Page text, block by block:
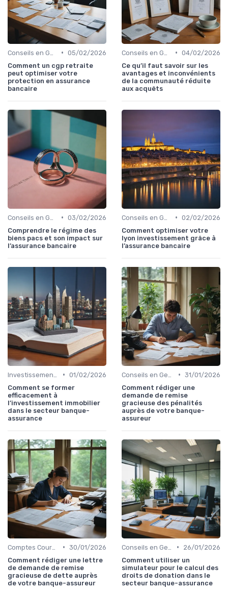
• 05/02/2026
Comment un cgp retraite
peut optimiser votre
protection en assurance
bancaire
• 04/02/2026
Ce qu’il faut savoir sur les
avantages et inconvénients
de la communauté réduite
aux acquêts
• 03/02/2026
Comprendre le régime des
biens pacs et son impact sur
l’assurance bancaire
• 02/02/2026
Comment optimiser votre
lyon investissement grâce à
l’assurance bancaire
• 01/02/2026
Comment se former
efficacement à
l’investissement immobilier
dans le secteur banque-
assurance
• 31/01/2026
Comment rédiger une
demande de remise
gracieuse des pénalités
auprès de votre banque-
assureur
• 30/01/2026
Comment rédiger une lettre
de demande de remise
gracieuse de dette auprès
de votre banque-assureur
•
26/01/2026
Comment utiliser un
simulateur pour le calcul des
droits de donation dans le
secteur banque-assurance